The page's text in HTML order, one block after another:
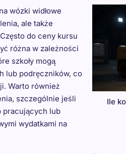
Ile
wózki widłowe
ale także
do ceny kursu
różna w zależności
szkoły mogą
lub podręczników, co
Warto również
szczególnie jeśli
pracujących lub
wydatkami na